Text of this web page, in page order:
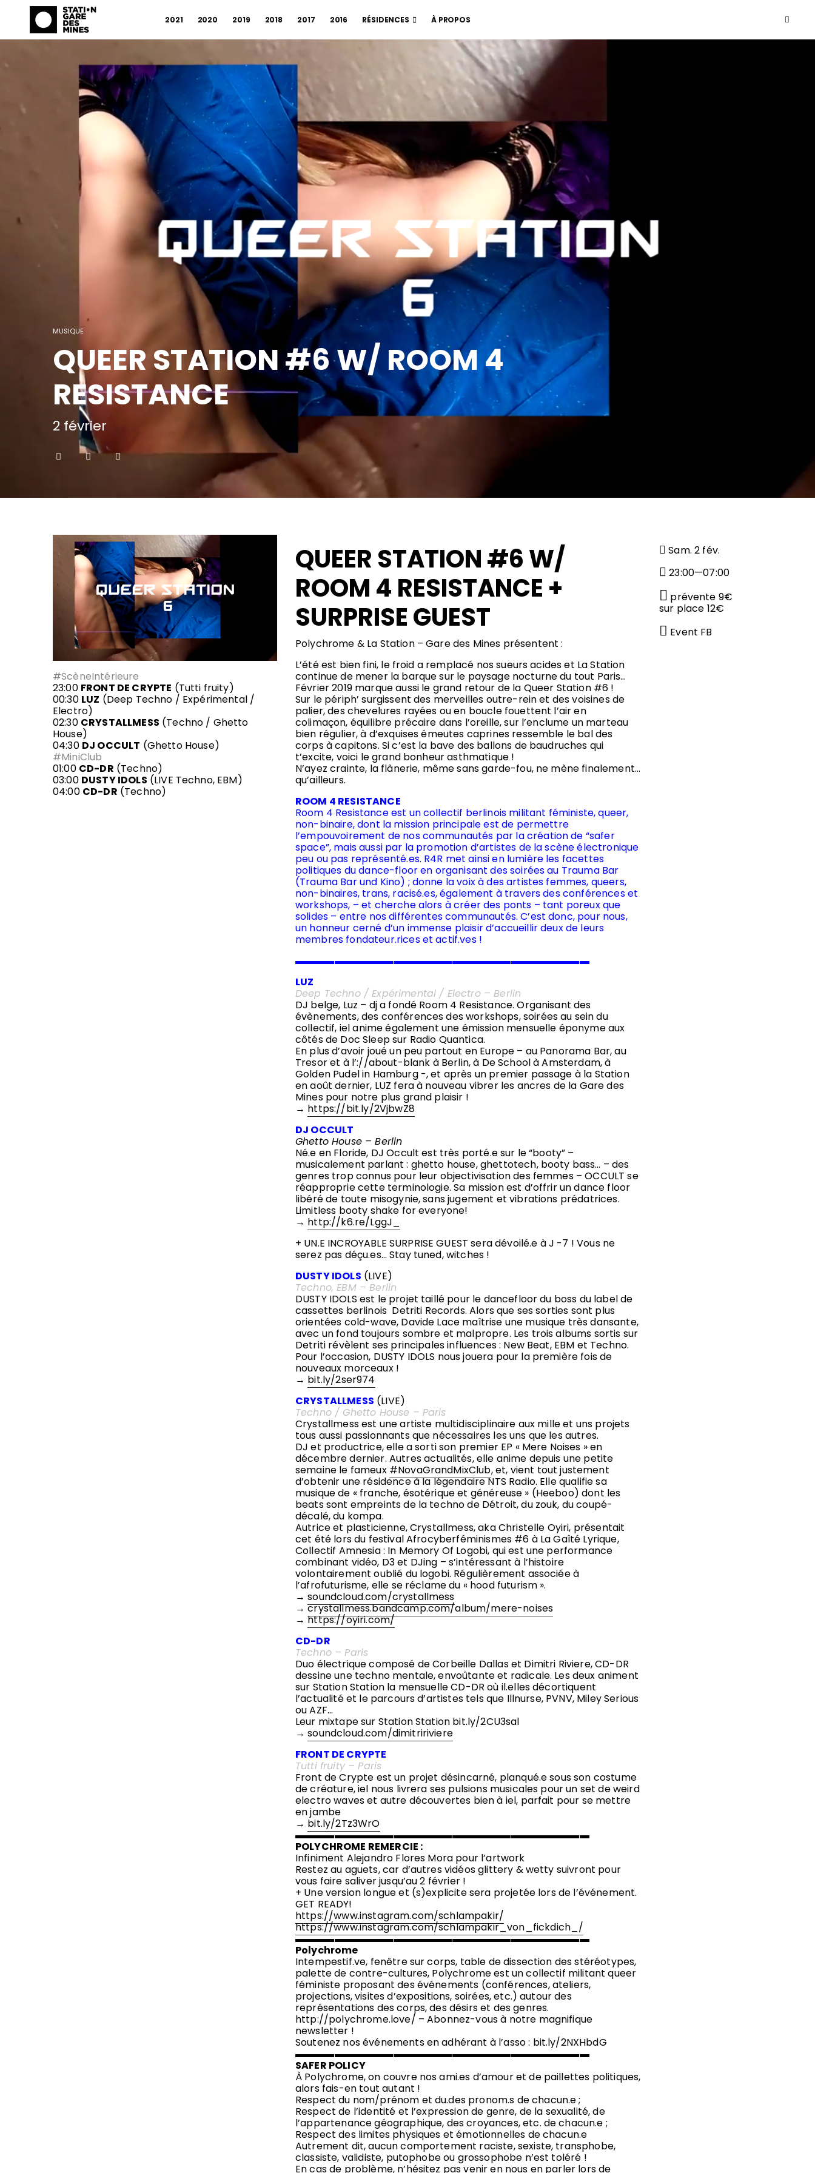
2021 2020 2019 2018 2017 2016 RÉSIDENCES À PROPOS
MUSIQUE
QUEER STATION #6 W/ ROOM 4
RESISTANCE
2 février
#ScèneIntérieure
23:00 FRONT DE CRYPTE (Tutti fruity)
00:30 LUZ (Deep Techno / Expérimental /
Electro)
02:30 CRYSTALLMESS (Techno / Ghetto
House)
04:30 DJ OCCULT (Ghetto House)
#MiniClub
01:00 CD-DR (Techno)
03:00 DUSTY IDOLS (LIVE Techno, EBM)
04:00 CD-DR (Techno)
QUEER STATION #6 W/
ROOM 4 RESISTANCE +
SURPRISE GUEST
Polychrome & La Station – Gare des Mines présentent :
L’été est bien fini, le froid a remplacé nos sueurs acides et La Station
continue de mener la barque sur le paysage nocturne du tout Paris…
Février 2019 marque aussi le grand retour de la Queer Station #6 !
Sur le périph’ surgissent des merveilles outre-rein et des voisines de
palier, des chevelures rayées ou en boucle fouettent l’air en
colimaçon, équilibre précaire dans l’oreille, sur l’enclume un marteau
bien régulier, à d’exquises émeutes caprines ressemble le bal des
corps à capitons. Si c’est la bave des ballons de baudruches qui
t’excite, voici le grand bonheur asthmatique !
N’ayez crainte, la flânerie, même sans garde-fou, ne mène finalement…
qu’ailleurs.
ROOM 4 RESISTANCE
Room 4 Resistance est un collectif berlinois militant féministe, queer,
non-binaire, dont la mission principale est de permettre
l’empouvoirement de nos communautés par la création de “safer
space”, mais aussi par la promotion d’artistes de la scène électronique
peu ou pas représenté.es. R4R met ainsi en lumière les facettes
politiques du dance-floor en organisant des soirées au Trauma Bar
(Trauma Bar und Kino) ; donne la voix à des artistes femmes, queers,
non-binaires, trans, racisé.es, également à travers des conférences et
workshops, – et cherche alors à créer des ponts – tant poreux que
solides – entre nos différentes communautés.C’est donc, pour nous,
un honneur cerné d’un immense plaisir d’accueillir deux de leurs
membres fondateur.rices et actif.ves !
▬▬▬▬▬▬▬▬▬▬▬▬▬▬▬▬▬▬▬▬▬▬▬▬▬▬▬▬▬▬
LUZ
Deep Techno / Expérimental / Electro – Berlin
DJ belge, Luz – dj a fondé Room 4 Resistance. Organisant des
évènements, des conférences des workshops, soirées au sein du
collectif, iel anime également une émission mensuelle éponyme aux
côtés de Doc Sleep sur Radio Quantica.
En plus d’avoir joué un peu partout en Europe – au Panorama Bar, au
Tresor et à l’://about-blank à Berlin, à De School à Amsterdam, à
Golden Pudel in Hamburg -, et après un premier passage à la Station
en août dernier, LUZ fera à nouveau vibrer les ancres de la Gare des
Mines pour notre plus grand plaisir !
→ https://bit.ly/2VjbwZ8
DJ OCCULT
Ghetto House – Berlin
Né.e en Floride, DJ Occult est très porté.e sur le “booty” –
musicalement parlant : ghetto house, ghettotech, booty bass… – des
genres trop connus pour leur objectivisation des femmes – OCCULT se
réapproprie cette terminologie. Sa mission est d’offrir un dance floor
libéré de toute misogynie, sans jugement et vibrations prédatrices.
Limitless booty shake for everyone!
→ http://k6.re/LggJ_
+ UN.E INCROYABLE SURPRISE GUEST sera dévoilé.e à J -7 ! Vous ne
serez pas déçu.es… Stay tuned, witches !
DUSTY IDOLS (LIVE)
Techno, EBM – Berlin
DUSTY IDOLS est le projet taillé pour le dancefloor du boss du label de
cassettes berlinois Detriti Records. Alors que ses sorties sont plus
orientées cold-wave, Davide Lace maîtrise une musique très dansante,
avec un fond toujours sombre et malpropre. Les trois albums sortis sur
Detriti révèlent ses principales influences : New Beat, EBM et Techno.
Pour l’occasion, DUSTY IDOLS nous jouera pour la première fois de
nouveaux morceaux !
→ bit.ly/2ser974
CRYSTALLMESS (LIVE)
Techno / Ghetto House – Paris
Crystallmess est une artiste multidisciplinaire aux mille et uns projets
tous aussi passionnants que nécessaires les uns que les autres.
DJ et productrice, elle a sorti son premier EP « Mere Noises » en
décembre dernier. Autres actualités, elle anime depuis une petite
semaine le fameux #NovaGrandMixClub, et, vient tout justement
d’obtenir une résidence à la légendaire NTS Radio. Elle qualifie sa
musique de « franche, ésotérique et généreuse » (Heeboo) dont les
beats sont empreints de la techno de Détroit, du zouk, du coupé-
décalé, du kompa.
Autrice et plasticienne, Crystallmess, aka Christelle Oyiri, présentait
cet été lors du festival Afrocyberféminismes #6 à La Gaîté Lyrique,
Collectif Amnesia : In Memory Of Logobi, qui est une performance
combinant vidéo, D3 et DJing – s’intéressant à l’histoire
volontairement oublié du logobi. Régulièrement associée à
l’afrofuturisme, elle se réclame du « hood futurism ».
→soundcloud.com/crystallmess
→crystallmess.bandcamp.com/album/mere-noises
→https://oyiri.com/
CD-DR
Techno – Paris
Duo électrique composé de Corbeille Dallas et Dimitri Riviere, CD-DR
dessine une techno mentale, envoûtante et radicale. Les deux animent
sur Station Station la mensuelle CD-DR où il.elles décortiquent
l’actualité et le parcours d’artistes tels que Illnurse, PVNV, Miley Serious
ou AZF…
Leur mixtape sur Station Station bit.ly/2CU3sal
→soundcloud.com/dimitririviere
FRONT DE CRYPTE
Tutti fruity – Paris
Front de Crypte est un projet désincarné, planqué.e sous son costume
de créature, iel nous livrera ses pulsions musicales pour un set de weird
electro waves et autre découvertes bien à iel, parfait pour se mettre
en jambe
→ bit.ly/2Tz3WrO
▬▬▬▬▬▬▬▬▬▬▬▬▬▬▬▬▬▬▬▬▬▬▬▬▬▬▬▬▬▬
POLYCHROME REMERCIE :
Infiniment Alejandro Flores Mora pour l’artwork
Restez au aguets, car d’autres vidéos glittery & wetty suivront pour
vous faire saliver jusqu’au 2 février !
+ Une version longue et (s)explicite sera projetée lors de l’événement.
GET READY!
https://www.instagram.com/schlampakir/
https://www.instagram.com/schlampakir_von_fickdich_/
▬▬▬▬▬▬▬▬▬▬▬▬▬▬▬▬▬▬▬▬▬▬▬▬▬▬▬▬▬▬
Polychrome
Intempestif.ve, fenêtre sur corps, table de dissection des stéréotypes,
palette de contre-cultures, Polychrome est un collectif militant queer
féministe proposant des événements (conférences, ateliers,
projections, visites d’expositions, soirées, etc.) autour des
représentations des corps, des désirs et des genres.
http://polychrome.love/ – Abonnez-vous à notre magnifique
newsletter !
Soutenez nos événements en adhérant à l’asso : bit.ly/2NXHbdG
▬▬▬▬▬▬▬▬▬▬▬▬▬▬▬▬▬▬▬▬▬▬▬▬▬▬▬▬▬▬
SAFER POLICY
À Polychrome, on couvre nos ami.es d’amour et de paillettes politiques,
alors fais-en tout autant !
Respect du nom/prénom et du.des pronom.s de chacun.e ;
Respect de l’identité et l’expression de genre, de la sexualité, de
l’appartenance géographique, des croyances, etc. de chacun.e ;
Respect des limites physiques et émotionnelles de chacun.e
Autrement dit, aucun comportement raciste, sexiste, transphobe,
classiste, validiste, putophobe ou grossophobe n’est toléré !
En cas de problème, n’hésitez pas venir en nous en parler lors de
Sam. 2 fév.
23:00—07:00
prévente 9€
sur place 12€
Event FB